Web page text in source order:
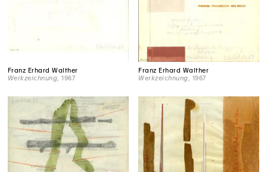
Franz Erhard Walther
Werkzeichnung , 1967
Franz Erhard Walther
Werkzeichnung , 1967